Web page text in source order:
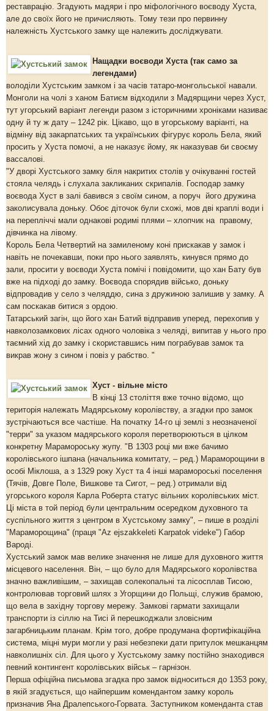
реставрацію. Згадують мадяри і про міфологічного воєводу Хуста,
але до своїх його не причисляють. Тому тези про первинну
належність Хустського замку ще належить досліджувати.
Нащадки воєводи Хуста (так само за
легендами)
володіли Хустським замком і за часів татаро-монгольської навали.
Монголи на чолі з ханом Батиєм відходили з Мадярщини через Хуст,
тут угорський варіант легенди разом з історичними хроніками називає
одну й ту ж дату – 1242 рік. Цікаво, що в угорському варіанті, на
відміну від закарпатських та українських фігурує король Бела, який
просить у Хуста помочі, а не наказує йому, як наказував би своєму
вассалові.
"У дворі Хустського замку біля накритих столів у очікуванні гостей
стояла челядь і слухала закликаних скрипалів. Господар замку
воєвода Хуст в залі бавився з своїм сином, а поруч його дружина
заколисувала доньку. Обоє діточок були схожі, мов дві краплі води і
на перепліччі мали однакові родимі плями – хлопчик на правому,
дівчинка на лівому.
Король Бела Четвертий на замиленому коні прискакав у замок і
навіть не почекавши, поки про нього заявлять, кинувся прямо до
зали, просити у воєводи Хуста помічі і повідомити, що хан Бату був
вже на підході до замку. Воєвода спорядив військо, доньку
відпровадив у село з челяддю, сина з дружиною залишив у замку. А
сам поскакав битися з ордою.
Татарський загін, що його хан Батий відправив уперед, перехопив у
навколозамкових лісах одного чоловіка з челяді, випитав у нього про
таємний хід до замку і скориставшись ним пограбував замок та
викрав жону з сином і повіз у рабство. "
Хуст - вільне місто
В кінці 13 століття вже точно відомо, що
територія належать Мадярському королівству, а згадки про замок
зустрічаються все частіше. На початку 14-го ці землі з неозначеної
"терри" за указом мадярського короля перетворюються в цілком
конкретну Марамороську жупу. "В 1303 році ми вже бачимо
королівського ішпана (начальника комитату, – ред.) Мараморощини в
особі Міклоша, а з 1329 року Хуст та 4 інші марамороські поселення
(Тячів, Довге Поле, Вишкове та Сигот, – ред.) отримали від
угорського короля Карла Роберта статус вільних королівських міст.
Ці міста в той період були центральним осередком духовного та
суспільного життя з центром в Хустському замку", – пише в розділі
"Мараморощина" (праця "Az ejszakkeleti Karpatok videke") Габор
Вароді.
Хустський замок мав велике значення не лише для духовного життя
місцевого населення. Він, – що було для Мадярського королівства
значно важливішим, – захищав солекопальні та лісосплав Тисою,
контролював торговий шлях з Угорщини до Польщі, служив брамою,
що вела в західну торгову мережу. Замкові гармати захищали
транспорти із сіллю на Тисі й перешкоджали зловісним
загарбницьким планам. Крім того, добре продумана фортифікаційна
система, міцні мури могли у разі небезпеки дати притулок мешканцям
навколишніх сіл. Для цього у Хустському замку постійно знаходився
певний контингент королівських військ – гарнізон.
Перша офіційна письмова згадка про замок відноситься до 1353 року,
в якій згадується, що найпершим комендантом замку король
призначив Яна Дралепського-Горвата. Заступником коменданта став